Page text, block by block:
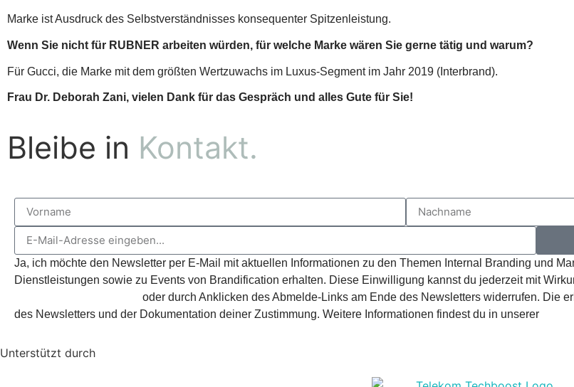
Marke ist Ausdruck des Selbstverständnisses konsequenter Spitzenleistung.
Wenn Sie nicht für RUBNER arbeiten würden, für welche Marke wären Sie gerne tätig und warum?
Für Gucci, die Marke mit dem größten Wertzuwachs im Luxus-Segment im Jahr 2019 (Interbrand).
Frau Dr. Deborah Zani, vielen Dank für das Gespräch und alles Gute für Sie!
Bleibe in Kontakt.
Ja, ich möchte den Newsletter per E-Mail mit aktuellen Informationen zu den Themen Internal Branding und
Dienstleistungen sowie zu Events von Brandification erhalten. Diese Einwilligung kannst du jederzeit mit
oder durch Anklicken des Abmelde-Links am Ende des Newsletters widerrufen. Die
des Newsletters und der Dokumentation deiner Zustimmung. Weitere Informationen findest du in unserer
Unterstützt durch